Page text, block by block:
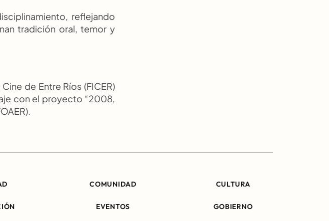
reflejando
tradición oral, temor y
de Entre Ríos (FICER)
con el proyecto “2008,
COMUNIDAD CULTURA
EVENTOS GOBIERNO